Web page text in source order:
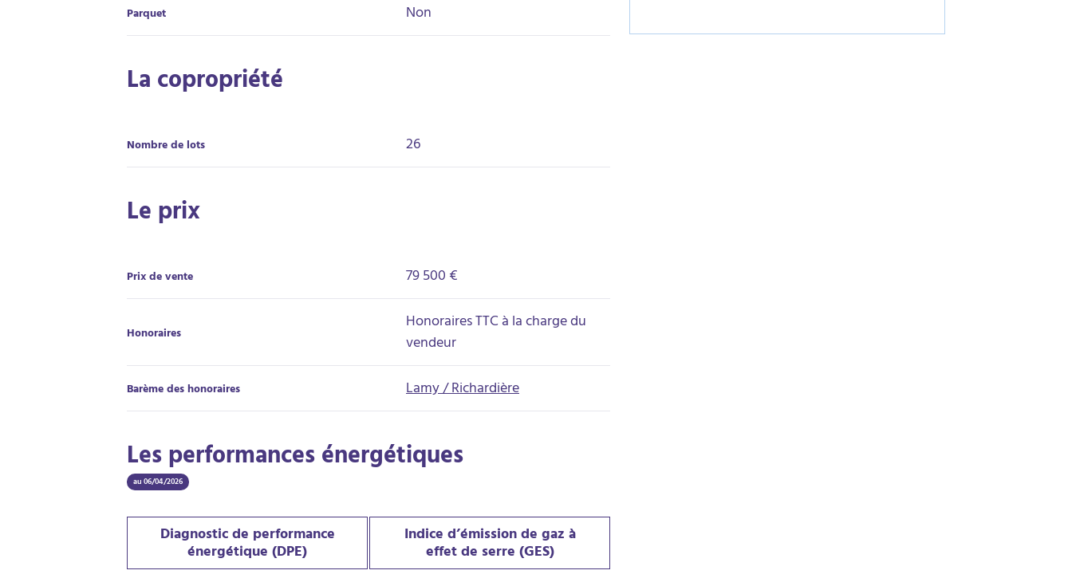
Parquet Non
La copropriété
Nombre de lots 26
Le prix
Prix de vente 79 500 €
Honoraires Honoraires TTC à la charge du
vendeur
Barème des honoraires Lamy / Richardière
Les performances énergétiques
au 06/04/2026
Diagnostic de performance
énergétique (DPE)
Indice d’émission de gaz à
effet de serre (GES)